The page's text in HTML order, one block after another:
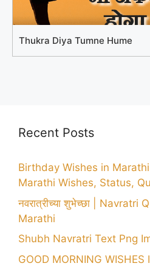
Thukra Diya Tumne Hume
Recent Posts
Birthday Wishes in
Marathi Wishes, Status,
नवरात्रीच्या शुभेच्छा | Navratri
Marathi
Shubh Navratri Text Png
GOOD MORNING WISHES